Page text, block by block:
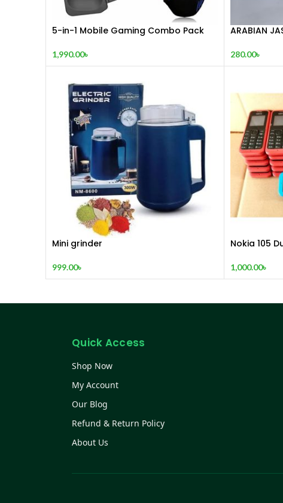
5-in-1 Mobile Gaming Combo Pack
1,990.00৳
ARABIAN
280.00৳
Mini grinder
999.00৳
Nokia 105
1,000.00৳
Quick Access
Shop Now
My Account
Our Blog
Refund & Return Policy
About Us